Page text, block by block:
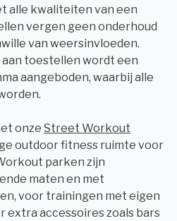
alle kwaliteiten van een
vergen geen onderhoud
van weersinvloeden.
aan toestellen wordt een
aangeboden, waarbij alle
onze Street Workout
outdoor fitness ruimte voor
parken zijn
maten en met
voor trainingen met eigen
extra accessoires zoals bars